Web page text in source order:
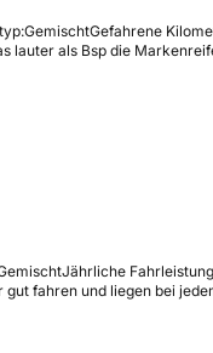
GemischtGefahrene
lauter als Bsp die
Jährliche
gut fahren und liegen bei